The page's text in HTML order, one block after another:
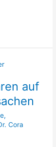
auf
,
Cora